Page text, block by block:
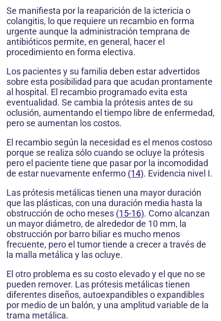
Se manifiesta por la reaparición de la ictericia o
colangitis, lo que requiere un recambio en forma
urgente aunque la administración temprana de
antibióticos permite, en general, hacer el
procedimiento en forma electiva.
Los pacientes y su familia deben estar advertidos
sobre esta posibilidad para que acudan prontamente
al hospital. El recambio programado evita esta
eventualidad. Se cambia la prótesis antes de su
oclusión, aumentando el tiempo libre de enfermedad,
pero se aumentan los costos.
El recambio según la necesidad es el menos costoso
porque se realiza sólo cuando se ocluye la prótesis
pero el paciente tiene que pasar por la incomodidad
de estar nuevamente enfermo (14). Evidencia nivel I.
Las prótesis metálicas tienen una mayor duración
que las plásticas, con una duración media hasta la
obstrucción de ocho meses (15-16). Como alcanzan
un mayor diámetro, de alrededor de 10 mm, la
obstrucción por barro biliar es mucho menos
frecuente, pero el tumor tiende a crecer a través de
la malla metálica y las ocluye.
El otro problema es su costo elevado y el que no se
pueden remover. Las prótesis metálicas tienen
diferentes diseños, autoexpandibles o expandibles
por medio de un balón, y una amplitud variable de la
trama metálica.